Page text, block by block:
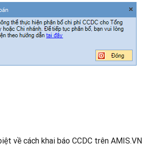
về cách khai báo CCDC trên AMIS.VN